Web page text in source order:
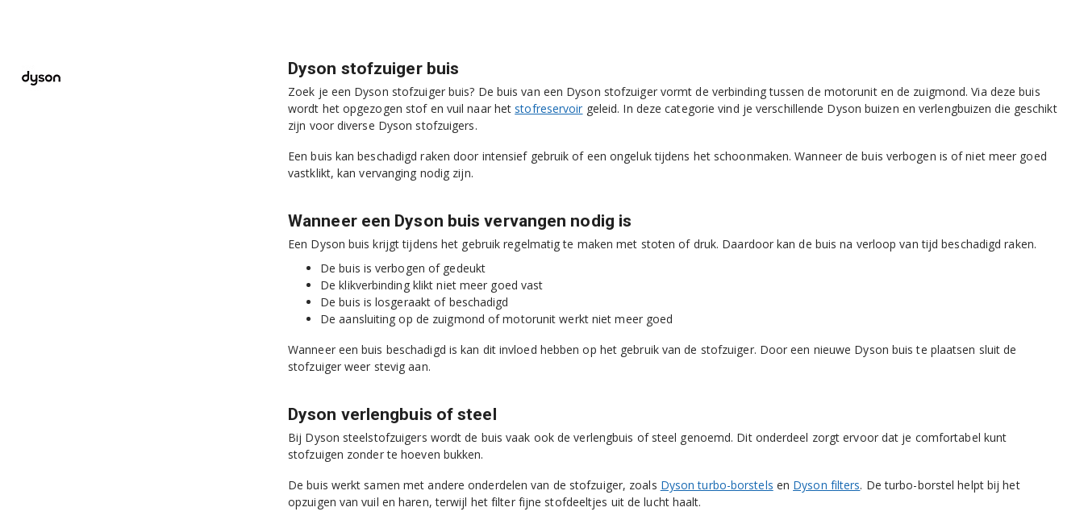
Dyson stofzuiger buis
Zoek je een Dyson stofzuiger buis? De buis van een Dyson stofzuiger vormt de verbinding tussen de motorunit en de zuigmond. Via deze buis
wordt het opgezogen stof en vuil naar het stofreservoir geleid. In deze categorie vind je verschillende Dyson buizen en verlengbuizen die geschikt
zijn voor diverse Dyson stofzuigers.
Een buis kan beschadigd raken door intensief gebruik of een ongeluk tijdens het schoonmaken. Wanneer de buis verbogen is of niet meer goed
vastklikt, kan vervanging nodig zijn.
Wanneer een Dyson buis vervangen nodig is
Een Dyson buis krijgt tijdens het gebruik regelmatig te maken met stoten of druk. Daardoor kan de buis na verloop van tijd beschadigd raken.
De buis is verbogen of gedeukt
De klikverbinding klikt niet meer goed vast
De buis is losgeraakt of beschadigd
De aansluiting op de zuigmond of motorunit werkt niet meer goed
Wanneer een buis beschadigd is kan dit invloed hebben op het gebruik van de stofzuiger. Door een nieuwe Dyson buis te plaatsen sluit de
stofzuiger weer stevig aan.
Dyson verlengbuis of steel
Bij Dyson steelstofzuigers wordt de buis vaak ook de verlengbuis of steel genoemd. Dit onderdeel zorgt ervoor dat je comfortabel kunt
stofzuigen zonder te hoeven bukken.
De buis werkt samen met andere onderdelen van de stofzuiger, zoals Dyson turbo-borstels en Dyson filters. De turbo-borstel helpt bij het
opzuigen van vuil en haren, terwijl het filter fijne stofdeeltjes uit de lucht haalt.